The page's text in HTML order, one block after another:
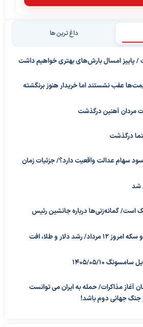
داغ ترین ها
/ پاییز امسال بارش‌های بهتری خواهیم داشت
عقب نشستند اما خریدار هنوز برنگشته
مردان آهنین درگذشت
درگذشت
سود سهام عدالت واقعیت دارد؟/ جزئیات زمان
شد
است/ گمانه‌زنی‌ها درباره جانشین رئیس
قیمت دلار،قیمت طلا و سکه امروز ۱۲ مرداد/ رشد دلار و طلا، افت
1405/05/10
آغاز مذاکرات/ حمله به ایران می توانست
جنگ جهانی دوم باشد!